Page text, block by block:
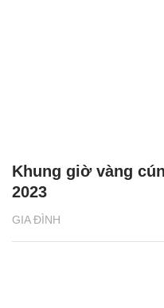
GIA ĐÌNH
Khung giờ vàng
2023